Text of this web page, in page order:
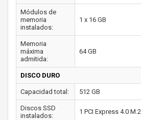
Módulos de
memoria
instalados:
1 x 16 GB
Memoria
máxima
admitida:
64 GB
DISCO DURO
Capacidad total: 512 GB
Discos SSD
instalados:
1 PCI Express 4.0 M.2